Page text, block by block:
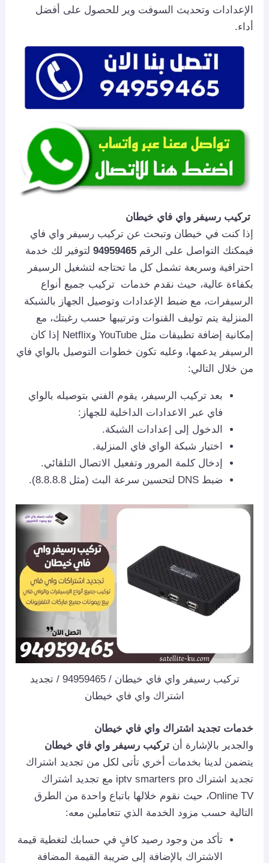
الإعدادات وتحديث السوفت وير للحصول على أفضل
أداء.
تركيب رسيفر واي فاي خيطان
إذا كنت في خيطان وتبحث عن تركيب رسيفر واي فاي
فيمكنك التواصل على الرقم94959465 لتوفير لك خدمة
احترافية وسريعة تشمل كل ما تحتاجه لتشغيل الرسيفر
بكفاءة عالية، حيث نقدم خدمات تركيب جميع أنواع
الرسيفرات، مع ضبط الإعدادات وتوصيل الجهاز بالشبكة
المنزلية يتم توليف القنوات وترتيبها حسب رغبتك، مع
إمكانية إضافة تطبيقات مثل YouTube وNetflix إذا كان
الرسيفر يدعمها، وعليه تكون خطوات التوصيل بالواي فاي
من خلال التالي:
بعد تركيب الرسيفر، يقوم الفني بتوصيله بالواي
فاي عبر الاعدادات الداخلية للجهاز:
الدخول إلى إعدادات الشبكة.
اختيار شبكة الواي فاي المنزلية.
إدخال كلمة المرور وتفعيل الاتصال التلقائي.
ضبط DNS لتحسين سرعة البث (مثل 8.8.8.8).
تركيب رسيفر واي فاي خيطان / 94959465 / تجديد
اشتراك واي فاي خيطان
خدمات تجديد اشتراك واي فاي خيطان
والجدير بالإشارة أنتركيب رسيفر واي فاي خيطان
يتضمن لدينا بخدمات أخري تأتى لكل من تجديد اشتراك
تجديد اشتراك iptv smarters pro مع تجديد اشتراك
Online TV، حيث نقوم خلالها باتباع واحدة من الطرق
التالية حسب مزود الخدمة الذي تتعاملين معه:
تأكد من وجود رصيد كافٍ في حسابك لتغطية قيمة
الاشتراك بالإضافة إلى ضريبة القيمة المضافة